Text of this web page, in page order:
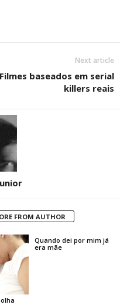
Next article
Filmes baseados em serial
killers reais
FROM AUTHOR
Quando dei por mim já
era mãe